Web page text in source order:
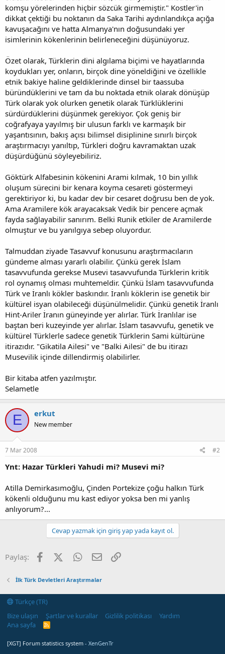
komşu yörelerinden hiçbir sözcük girmemiştir." Kostler'in
dikkat çektiği bu noktanın da Saka Tarihi aydınlandıkça açığa
kavuşacağını ve hatta Almanya'nın doğusundaki yer
isimlerinin kökenlerinin belirleneceğini düşünüyoruz.
Özet olarak, Türklerin dini algılama biçimi ve hayatlarında
koydukları yer, onların, birçok dine yöneldiğini ve özellikle
etnik bakiye haline geldiklerinde dinsel bir taassuba
büründüklerini ve tam da bu noktada etnik olarak dönüşüp
Türk olarak yok olurken genetik olarak Türklüklerini
sürdürdüklerini düşünmek gerekiyor. Çok geniş bir
coğrafyaya yayılmış bir ulusun farklı ve karmaşık bir
yaşantısının, bakış açısı bilimsel disiplinine sınırlı birçok
araştırmacıyı yanıltıp, Türkleri doğru kavramaktan uzak
düşürdüğünü söyleyebiliriz.
Göktürk Alfabesinin kökenini Arami kılmak, 10 bin yıllık
oluşum sürecini bir kenara koyma cesareti göstermeyi
gerektiriyor ki, bu kadar dev bir cesaret doğrusu ben de yok.
Ama Aramilere kök arayacaksak Vedik bir pencere açmak
fayda sağlayabilir sanırım. Belki Runik etkiler de Aramilerde
olmuştur ve bu yanılgıya sebep oluyordur.
Talmuddan ziyade Tasavvuf konusunu araştırmacıların
gündeme alması yararlı olabilir. Çünkü gerek İslam
tasavvufunda gerekse Musevi tasavvufunda Türklerin kritik
rol oynamış olması muhtemeldir. Çünkü İslam tasavvufunda
Türk ve İranlı kökler baskındır. İranlı köklerin ise genetik bir
kültürel isyan olabileceği düşünülmelidir. Çünkü genetik İranlı
Hint-Ariler İranın güneyinde yer alırlar. Türk İranlılar ise
baştan beri kuzeyinde yer alırlar. İslam tasavvufu, genetik ve
kültürel Türklerle sadece genetik Türklerin Sami kültürüne
itirazıdır. "Gikatila Ailesi" ve "Balki Ailesi" de bu itirazı
Musevilik içinde dillendirmiş olabilirler.
Bir kitaba atfen yazılmıştır.
Selametle
E erkut
New member
7 Mar 2008 #2
Ynt: Hazar Türkleri Yahudi mi? Musevi mi?
Atilla Demirkasımoğlu, Çinden Portekize çoğu halkın Türk
kökenli olduğunu mu kast ediyor yoksa ben mi yanlış
anlıyorum?...
Cevap yazmak için giriş yap yada kayıt ol.
Paylaş: FacebookX (Twitter)WhatsApp
E-posta
İlk Türk Devletleri Araştırmalar
Türkçe (TR)
Bize ulaşın
Şartlar ve kurallar Gizlilik politikası
Yardım
Ana sayfa
R
[XGT] Forum statistics system - XenGenTr